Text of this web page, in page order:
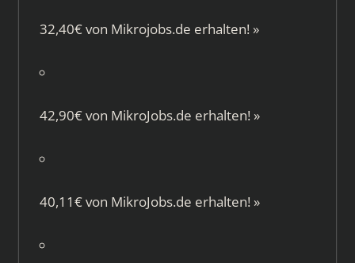
32,40€ von Mikrojobs.de erhalten! »
42,90€ von MikroJobs.de erhalten! »
40,11€ von MikroJobs.de erhalten! »